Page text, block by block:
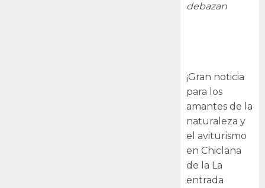
debazan
¡Gran noticia
para los
amantes de la
naturaleza y
el aviturismo
en Chiclana
de la La
entrada